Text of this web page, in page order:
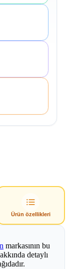
Ürün özellikleri
markasının bu
detaylı